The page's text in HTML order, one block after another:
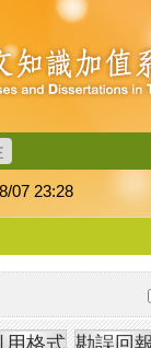
07 23:28